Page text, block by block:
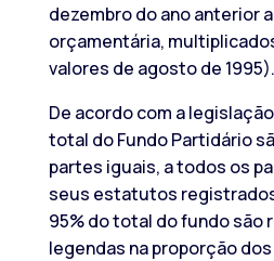
dezembro do ano anterior
orçamentária,
valores de agosto de 1995).
De acordo com a
total do Fundo Partidário
partes iguais, a todos os
seus estatutos
95% do total do fundo são
legendas na proporção